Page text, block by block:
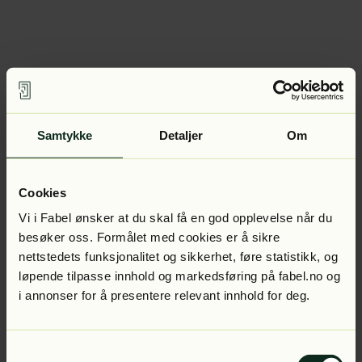
Samtykke Detaljer Om
Cookies
Vi i Fabel ønsker at du skal få en god opplevelse når du
besøker oss. Formålet med cookies er å sikre
nettstedets funksjonalitet og sikkerhet, føre statistikk, og
løpende tilpasse innhold og markedsføring på fabel.no og
i annonser for å presentere relevant innhold for deg.